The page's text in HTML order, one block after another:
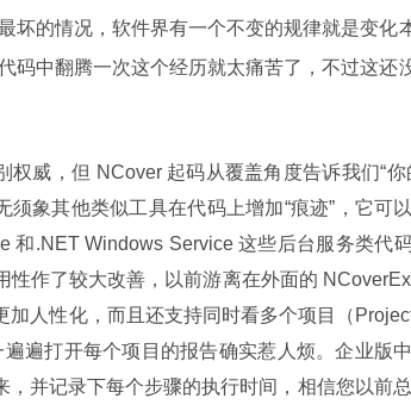
坏的情况，软件界有一个不变的规律就是变化
码中翻腾一次这个经历就太痛苦了，不过这还
权威，但 NCover 起码从覆盖角度告诉我们“
须象其他类似工具在代码上增加“痕迹”，它可
和.NET Windows Service 这些后台服务类代
性作了较大改善，以前游离在外面的
加人性化，而且还支持同时看多个项目（
遍遍打开每个项目的报告确实惹人烦。企业版
，并记录下每个步骤的执行时间，相信您以前